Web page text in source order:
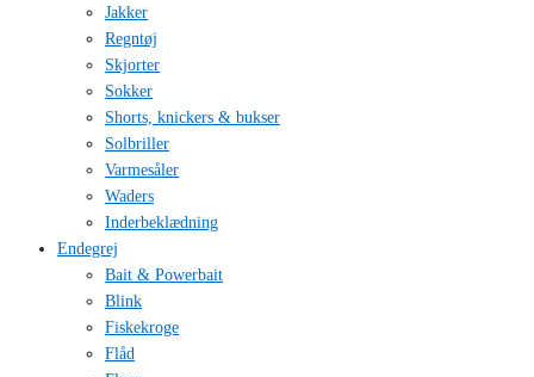
Jakker
Regntøj
Skjorter
Sokker
Shorts, knickers & bukser
Solbriller
Varmesåler
Waders
Inderbeklædning
Endegrej
Bait & Powerbait
Blink
Fiskekroge
Flåd